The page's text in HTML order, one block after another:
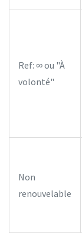
Ref: ∞ ou "À
volonté"
Non
renouvelable